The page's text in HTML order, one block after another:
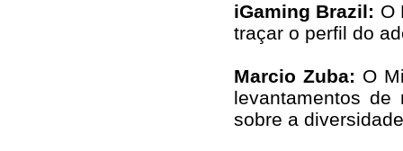
iGaming Brazil: O
traçar o perfil do
Marcio Zuba: O
levantamentos
sobre a